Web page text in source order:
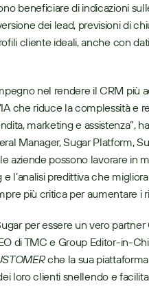
beneficiare di indicazioni
dei lead, previsioni di
cliente ideali, anche con
nel rendere il CRM più
che riduce la complessità e
marketing e assistenza”,
Manager, Sugar Platform,
aziende possono lavorare in
l’analisi predittiva che
più critica per aumentare i
di TMC e Group Editor-in-
che la sua piattaforma
loro clienti snellendo e